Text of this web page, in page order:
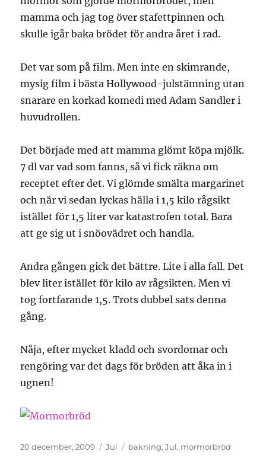
mamma och jag tog över stafettpinnen och
skulle igår baka brödet för andra året i rad.
Det var som på film. Men inte en skimrande,
mysig film i bästa Hollywood-julstämning utan
snarare en korkad komedi med Adam Sandler i
huvudrollen.
Det började med att mamma glömt köpa mjölk.
7 dl var vad som fanns, så vi fick räkna om
receptet efter det. Vi glömde smälta margarinet
och när vi sedan lyckas hälla i 1,5 kilo rågsikt
istället för 1,5 liter var katastrofen total. Bara
att ge sig ut i snöovädret och handla.
Andra gången gick det bättre. Lite i alla fall. Det
blev liter istället för kilo av rågsikten. Men vi
tog fortfarande 1,5. Trots dubbel sats denna
gång.
Nåja, efter mycket kladd och svordomar och
rengöring var det dags för bröden att åka in i
ugnen!
Publicerat
20 december, 2009 Kategorier
Jul Etiketter
bakning,Jul, mormorbröd